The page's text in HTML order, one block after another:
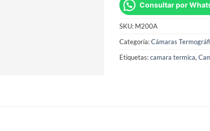
Consultar por
SKU: M200A
Categoría:Cámaras
Etiquetas:camara termica,